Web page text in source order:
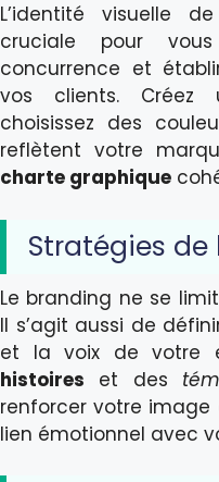
L’identité visuelle
cruciale pour
concurrence et
vos clients. Créez
choisissez des
reflètent votre
charte graphique
Stratégies
Le branding ne se
Il s’agit aussi de
et la voix de votre
histoires et des
renforcer votre
lien émotionnel avec